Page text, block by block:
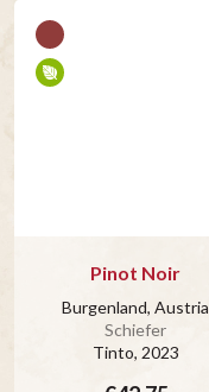
Pinot Noir
Burgenland, Austria
Schiefer
Tinto, 2023